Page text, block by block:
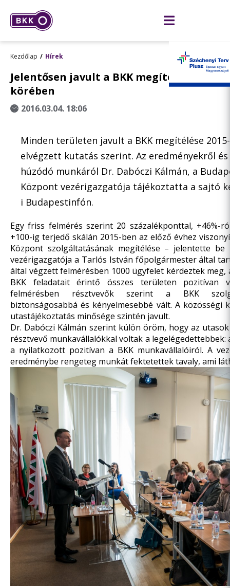
Kezdőlap Hírek
Jelentősen javult a BKK megítélése 2015-
körében
2016.03.04. 18:06
Minden területen javult a BKK megítélése
elvégzett kutatás szerint. Az eredményekről
húzódó munkáról Dr. Dabóczi Kálmán, a
Központ vezérigazgatója tájékoztatta a sajtó
i Budapestinfón.
Egy friss felmérés szerint 20 százalékponttal, +46%-
+100-ig terjedő skálán 2015-ben az előző évhez
Központ szolgáltatásának megítélése – jelentette be
vezérigazgatója a Tarlós István főpolgármester által
által végzett felmérésben 1000 ügyfelet kérdeztek meg,
BKK feladatait érintő összes területen pozitívan
felmérésben résztvevők szerint a BKK
biztonságosabbá és kényelmesebbé vált. A közösségi
utastájékoztatás minősége szintén javult.
Dr. Dabóczi Kálmán szerint külön öröm, hogy az
résztvevő munkavállalókkal voltak a legelégedettebbek:
a nyilatkozott pozitívan a BKK munkavállalóiról. A
eredménybe rengeteg munkát fektetettek tavaly, ami